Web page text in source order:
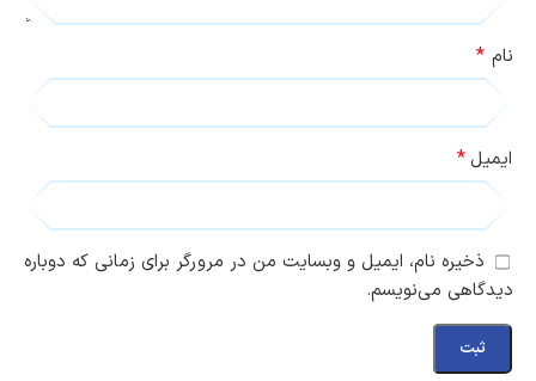
نام *
ایمیل*
ذخیره نام، ایمیل و وبسایت من در مرورگر برای زمانی که دوباره
دیدگاهی می‌نویسم.